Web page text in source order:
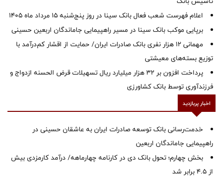
اعلام فهرست شعب فعال بانک سینا در روز پنج‌شنبه 15 مرداد ماه 1405
برپایی موکب بانک سینا در مسیر راهپیمایی جاماندگان اربعین حسینی
مهمانی ۱۲ هزار نفری بانک صادرات ایران/ حمایت از اقشار کم‌درآمد با
توزیع بسته‌های معیشتی
پرداخت افزون بر 32 هزار میلیارد ریال تسهیلات قرض الحسنه ازدواج و
فرزندآوری توسط بانک کشاورزی
اخبار پربازدید
خدمت‌رسانی بانک توسعه صادرات ایران به عاشقان حسینی در
راهپیمایی جاماندگان اربعین
بخش چهارم؛ تحول بانک دی در کارنامه چهارماهه/ درآمد کارمزدی بیش
از ۴.۵ برابر شد